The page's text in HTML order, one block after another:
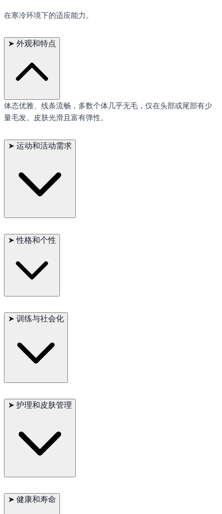
在寒冷环境下的适应能力。
➤ 外观和特点
体态优雅、线条流畅，多数个体几乎无毛，仅在头部或尾部有少
量毛发。皮肤光滑且富有弹性。
➤ 运动和活动需求
➤ 性格和个性
➤ 训练与社会化
➤ 护理和皮肤管理
➤ 健康和寿命